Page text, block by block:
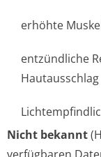
erhöhte
entzündliche
Hautausschlag
Nicht bekannt